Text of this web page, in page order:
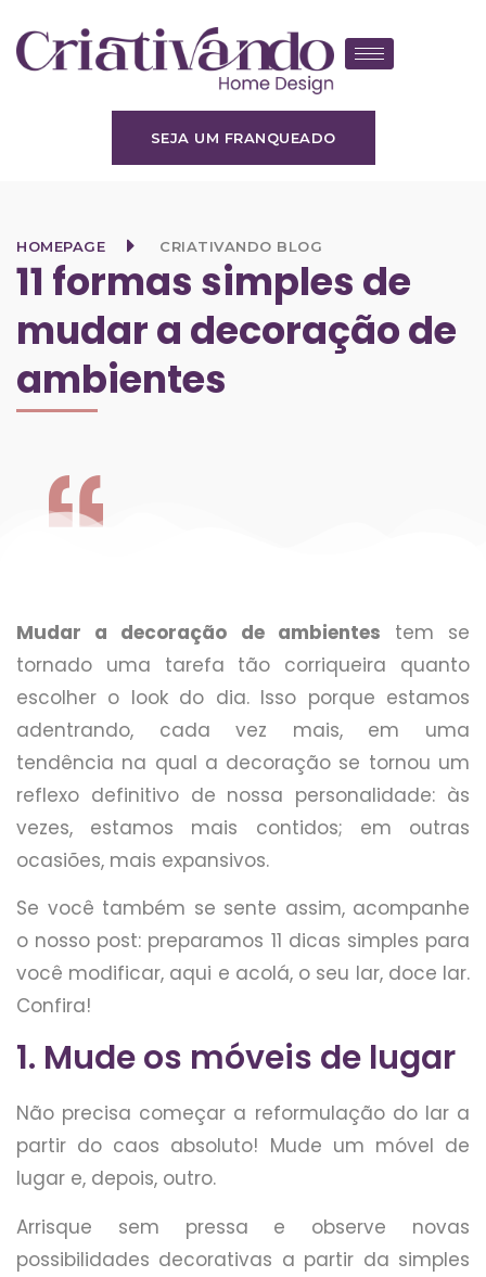
SEJA UM FRANQUEADO
HOMEPAGE CRIATIVANDO BLOG
11 formas simples de
mudar a decoração de
ambientes
Mudar a decoração de ambientes tem se
tornado uma tarefa tão corriqueira quanto
escolher o look do dia. Isso porque estamos
adentrando, cada vez mais, em uma
tendência na qual a decoração se tornou um
reflexo definitivo de nossa personalidade: às
vezes, estamos mais contidos; em outras
ocasiões, mais expansivos.
Se você também se sente assim, acompanhe
o nosso post: preparamos 11 dicas simples para
você modificar, aqui e acolá, o seu lar, doce lar.
Confira!
1. Mude os móveis de lugar
Não precisa começar a reformulação do lar a
partir do caos absoluto! Mude um móvel de
lugar e, depois, outro.
Arrisque sem pressa e observe novas
possibilidades decorativas a partir da simples